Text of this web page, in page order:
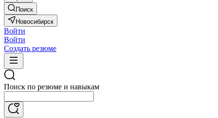
Поиск
Новосибирск
Войти
Войти
Создать резюме
Поиск по резюме и навыкам